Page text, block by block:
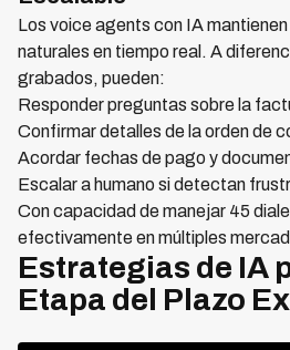
Los voice agents con IA
naturales en tiempo real. A
grabados, pueden:
Responder preguntas sobre la
Confirmar detalles de la orden de
Acordar fechas de pago y
Escalar a humano si detectan
Con capacidad de manejar 45
efectivamente en múltiples
Estrategias de IA
Etapa del Plazo